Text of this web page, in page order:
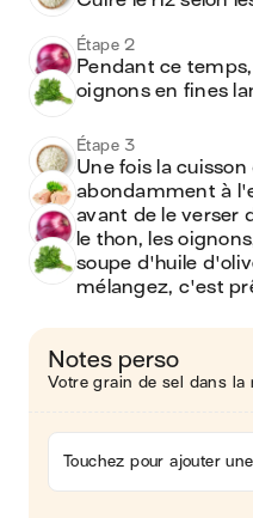
Étape 2
Pendant ce
Étape 3
Une fois la
abondamment à
avant de le verser
le thon, les
soupe d'huile
mélangez, c'est
Notes perso
Votre grain de sel dans la
Touchez pour ajouter